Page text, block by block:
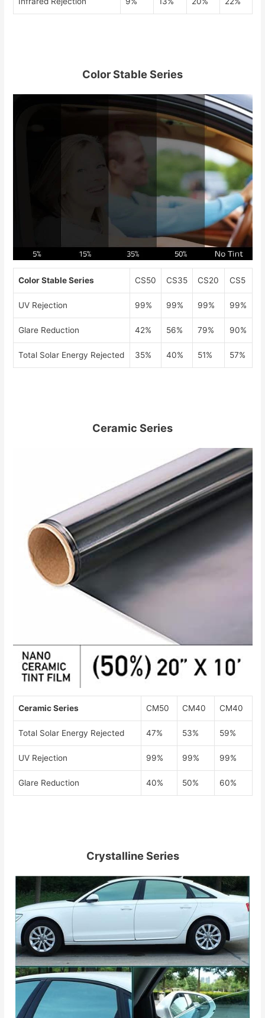
Color Stable Series
Color Stable Series CS50 CS35 CS20 CS5
UV Rejection 99% 99% 99% 99%
Glare Reduction 42% 56% 79% 90%
Total Solar Energy Rejected 35% 40% 51% 57%
Ceramic Series
Ceramic Series CM50 CM40 CM40
Total Solar Energy Rejected 47% 53% 59%
UV Rejection 99% 99% 99%
Glare Reduction 40% 50% 60%
Crystalline Series